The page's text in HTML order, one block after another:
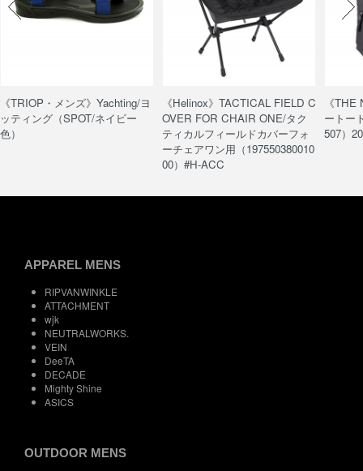
《TRIOP・メンズ》Yachting/ヨ
ッティング（SPOT/ネイビー
色）
《Helinox》TACTICAL FIELD C
OVER FOR CHAIR ONE/タク
ティカルフィールドカバーフォ
ーチェアワン用（197550380010
00）#H-ACC
《
ートー
507）
APPAREL MENS
RIPVANWINKLE
ATTACHMENT
wjk
NEUTRALWORKS.
VEIN
DeeTA
DECADE
Mighty Shine
ASICS
OUTDOOR MENS